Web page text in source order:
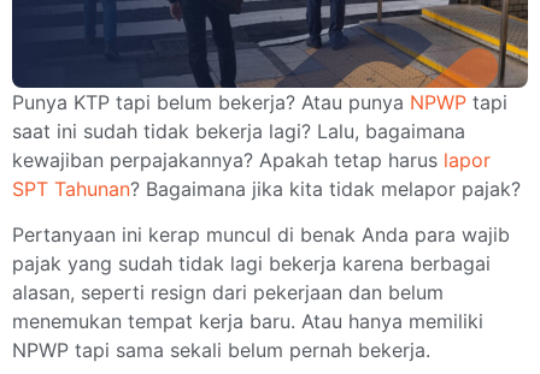
Punya KTP tapi belum bekerja? Atau punya NPWP tapi
saat ini sudah tidak bekerja lagi? Lalu, bagaimana
kewajiban perpajakannya? Apakah tetap harus lapor
SPT Tahunan? Bagaimana jika kita tidak melapor pajak?
Pertanyaan ini kerap muncul di benak Anda para wajib
pajak yang sudah tidak lagi bekerja karena berbagai
alasan, seperti resign dari pekerjaan dan belum
menemukan tempat kerja baru. Atau hanya memiliki
NPWP tapi sama sekali belum pernah bekerja.